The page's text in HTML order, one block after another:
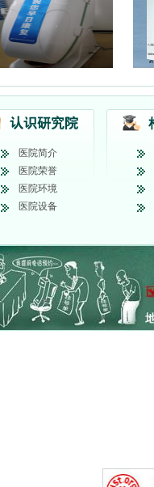
医院简介
医院荣誉
医院环境
医院设备